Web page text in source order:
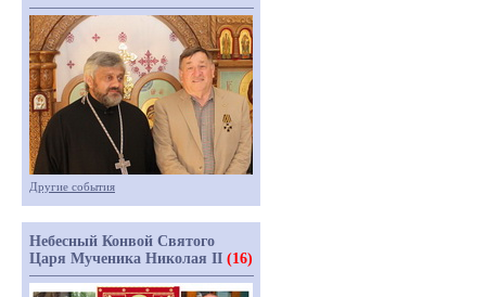
Другие события
Небесный Конвой Святого
Царя Мученика Николая II (16)